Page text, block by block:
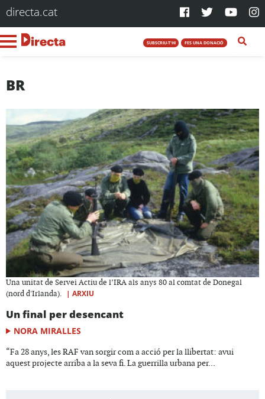
directa.cat
SUBSCRIU-T'HI FES UNA DONACIÓ
BR
Una unitat de Servei Actiu de l’IRA als anys 80 al comtat de Donegal
(nord d'Irlanda).
| ARXIU
Un final per desencant
NORA MIRALLES
“Fa 28 anys, les RAF van sorgir com a acció per la llibertat: avui
aquest projecte arriba a la seva fi. La guerrilla urbana per...